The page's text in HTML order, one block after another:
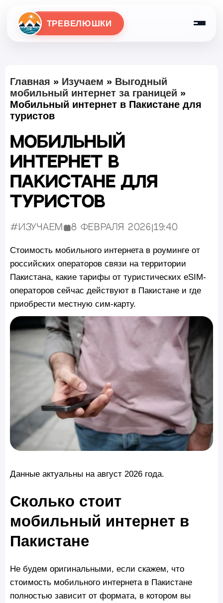
ТРЕВЕЛЮШКИ
Главная » Изучаем » Выгодный
мобильный интернет за границей »
Мобильный интернет в Пакистане для
туристов
Мобильный
интернет в
Пакистане для
туристов
#Изучаем Опубликовано:
8 февраля 2026 19:40
Стоимость мобильного интернета в роуминге от
российских операторов связи на территории
Пакистана, какие тарифы от туристических eSIM-
операторов сейчас действуют в Пакистане и где
приобрести местную сим-карту.
Данные актуальны на август 2026 года.
Сколько стоит
мобильный интернет в
Пакистане
Не будем оригинальными, если скажем, что
стоимость мобильного интернета в Пакистане
полностью зависит от формата, в котором вы